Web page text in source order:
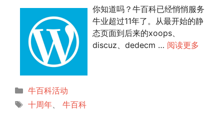
你知道吗？牛百科已经悄悄服务
牛业超过11年了。从最开始的静
态页面到后来的xoops、
discuz、dedecm … 阅读更多
分
类
牛百科活动
标
十周年、 牛百科